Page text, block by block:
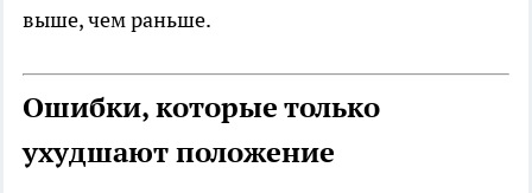
выше, чем раньше.
Ошибки, которые только
ухудшают положение